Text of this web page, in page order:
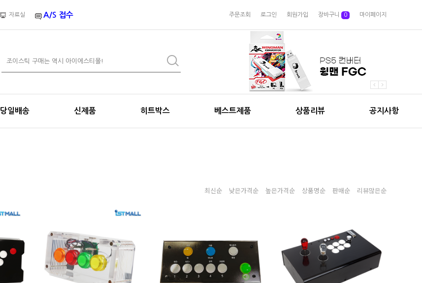
자료실 A/S 접수 주문조회 로그인 회원가입 장바구니 0 마이페이지
당일배송 신제품 히트박스 베스트제품 상품리뷰 공지사항
최신순 낮은가격순 높은가격순 상품명순 판매순 리뷰많은순